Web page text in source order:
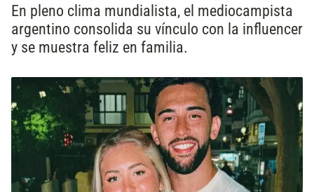
En pleno clima mundialista, el mediocampista
argentino consolida su vínculo con la influencer
y se muestra feliz en familia.